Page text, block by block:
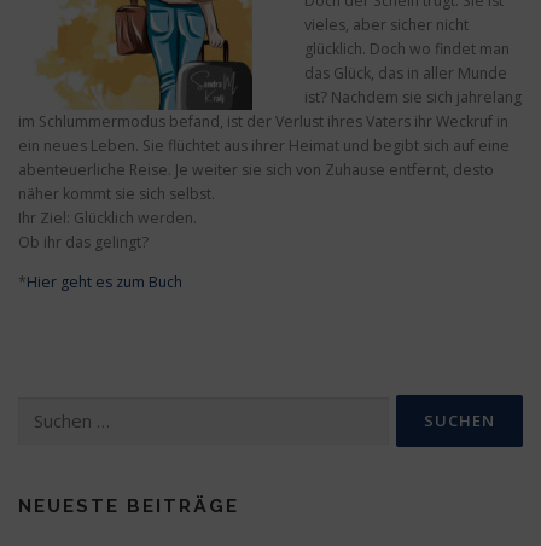
vieles, aber sicher nicht
glücklich. Doch wo findet man
das Glück, das in aller Munde
ist? Nachdem sie sich jahrelang
im Schlummermodus befand, ist der Verlust ihres Vaters ihr Weckruf in
ein neues Leben. Sie flüchtet aus ihrer Heimat und begibt sich auf eine
abenteuerliche Reise. Je weiter sie sich von Zuhause entfernt, desto
näher kommt sie sich selbst.
Ihr Ziel: Glücklich werden.
Ob ihr das gelingt?
*Hier geht es zum Buch
nach:
NEUESTE BEITRÄGE